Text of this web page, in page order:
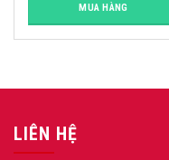
MUA HÀNG
LIÊN HỆ